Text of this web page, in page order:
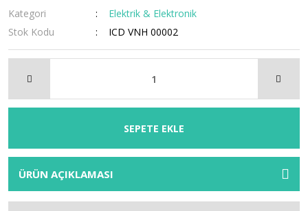
Kategori
Elektrik & Elektronik
Stok Kodu
ICD VNH 00002
SEPETE EKLE
ÜRÜN AÇIKLAMASI